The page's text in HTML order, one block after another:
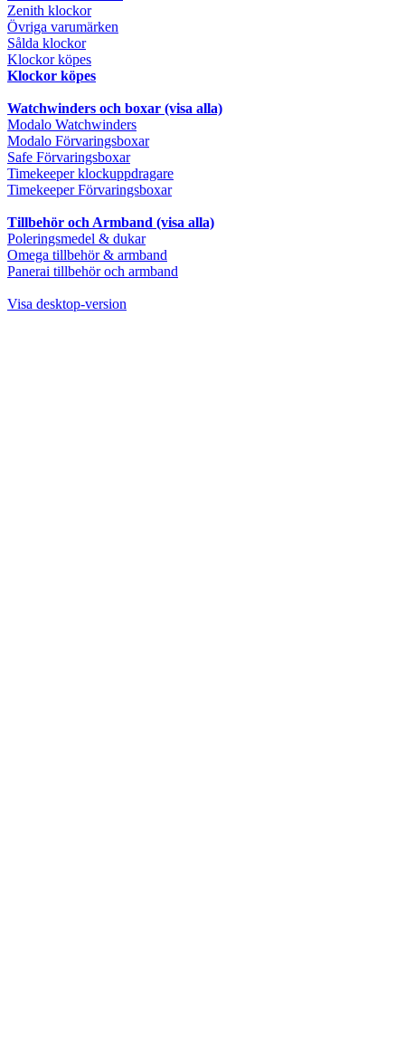
Zenith klockor
Övriga varumärken
Sålda klockor
Klockor köpes
Klockor köpes
Watchwinders och boxar (visa alla)
Modalo Watchwinders
Modalo Förvaringsboxar
Safe Förvaringsboxar
Timekeeper klockuppdragare
Timekeeper Förvaringsboxar
Tillbehör och Armband (visa alla)
Poleringsmedel & dukar
Omega tillbehör & armband
Panerai tillbehör och armband
Visa desktop-version